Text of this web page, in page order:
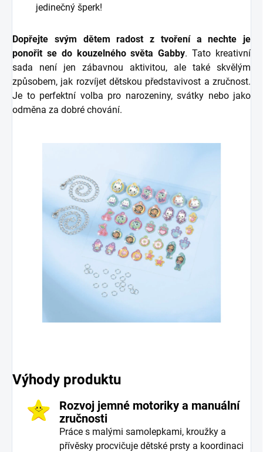
jedinečný šperk!
Dopřejte svým dětem radost z tvoření a nechte je
ponořit se do kouzelného světa Gabby. Tato kreativní
sada není jen zábavnou aktivitou, ale také skvělým
způsobem, jak rozvíjet dětskou představivost a zručnost.
Je to perfektní volba pro narozeniny, svátky nebo jako
odměna za dobré chování.
Výhody produktu
Rozvoj jemné motoriky a manuální
zručnosti
Práce s malými samolepkami, kroužky a
přívěsky procvičuje dětské prsty a koordinaci